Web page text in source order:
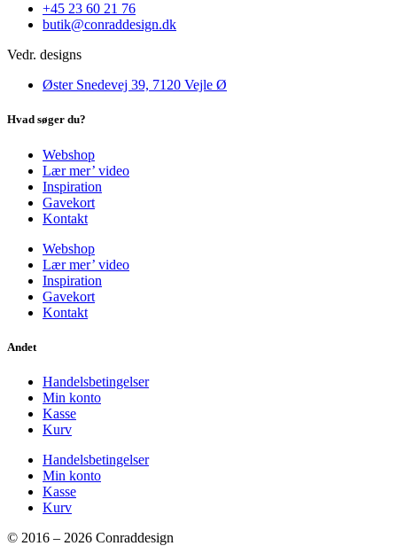
+45 23 60 21 76
butik@conraddesign.dk
Vedr. designs
Øster Snedevej 39, 7120 Vejle Ø
Hvad søger du?
Webshop
Lær mer’ video
Inspiration
Gavekort
Kontakt
Webshop
Lær mer’ video
Inspiration
Gavekort
Kontakt
Andet
Handelsbetingelser
Min konto
Kasse
Kurv
Handelsbetingelser
Min konto
Kasse
Kurv
© 2016 – 2026 Conraddesign